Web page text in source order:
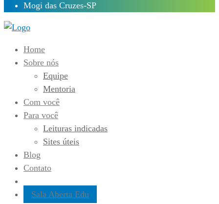
Mogi das Cruzes-SP
Home
Sobre nós
Equipe
Mentoria
Com você
Para você
Leituras indicadas
Sites úteis
Blog
Contato
Sala Aberta Edu